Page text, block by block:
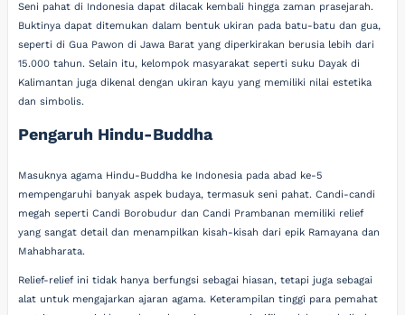
Seni pahat di Indonesia dapat dilacak kembali hingga zaman prasejarah.
Buktinya dapat ditemukan dalam bentuk ukiran pada batu-batu dan gua,
seperti di Gua Pawon di Jawa Barat yang diperkirakan berusia lebih dari
15.000 tahun. Selain itu, kelompok masyarakat seperti suku Dayak di
Kalimantan juga dikenal dengan ukiran kayu yang memiliki nilai estetika
dan simbolis.
Pengaruh Hindu-Buddha
Masuknya agama Hindu-Buddha ke Indonesia pada abad ke-5
mempengaruhi banyak aspek budaya, termasuk seni pahat. Candi-candi
megah seperti Candi Borobudur dan Candi Prambanan memiliki relief
yang sangat detail dan menampilkan kisah-kisah dari epik Ramayana dan
Mahabharata.
Relief-relief ini tidak hanya berfungsi sebagai hiasan, tetapi juga sebagai
alat untuk mengajarkan ajaran agama. Keterampilan tinggi para pemahat